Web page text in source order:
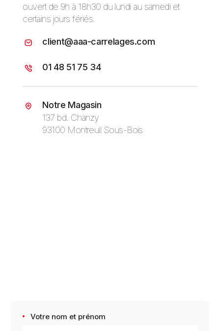
ouvert de 9h à 18h30 du lundi au samedi et
certains jours fériés.
client@aaa-carrelages.com
01 48 51 75 34
Notre Magasin
137 bd. Chanzy
93100 Montreuil Sous-Bois
Votre nom et prénom